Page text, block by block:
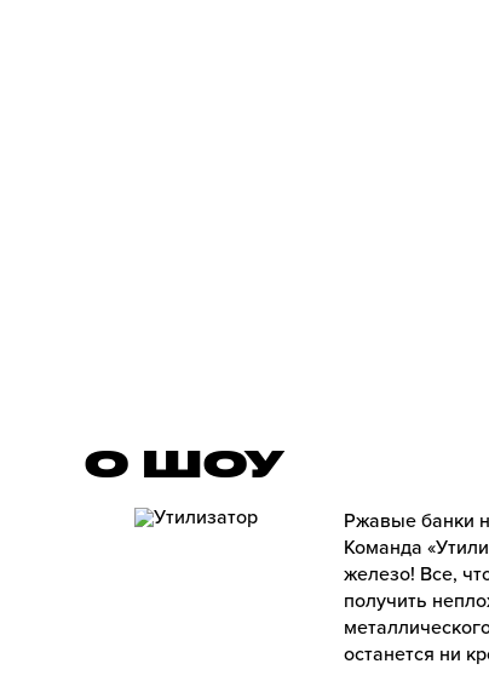
О ШОУ
Ржавые банки
Команда
железо! Все,
получить
останется ни